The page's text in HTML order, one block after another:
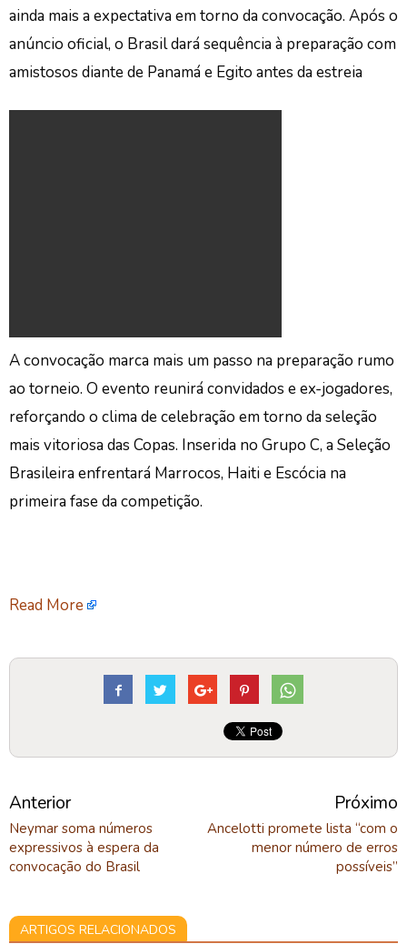
ainda mais a expectativa em torno da convocação. Após o
anúncio oficial, o Brasil dará sequência à preparação com
amistosos diante de Panamá e Egito antes da estreia
A convocação marca mais um passo na preparação rumo
ao torneio. O evento reunirá convidados e ex-jogadores,
reforçando o clima de celebração em torno da seleção
mais vitoriosa das Copas. Inserida no Grupo C, a Seleção
Brasileira enfrentará Marrocos, Haiti e Escócia na
primeira fase da competição.
Read More
Anterior
Neymar soma números
expressivos à espera da
convocação do Brasil
Próximo
Ancelotti promete lista “com o
menor número de erros
possíveis”
ARTIGOS RELACIONADOS